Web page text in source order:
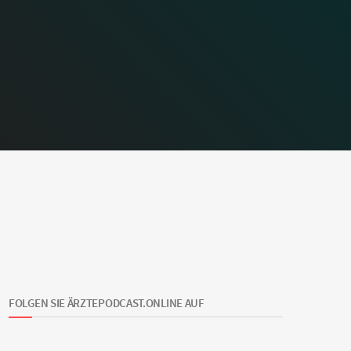
FOLGEN SIE ÄRZTEPODCAST.ONLINE AUF